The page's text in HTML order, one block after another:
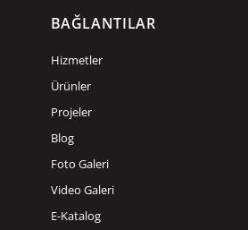
BAĞLANTILAR
Hizmetler
Ürünler
Projeler
Blog
Foto Galeri
Video Galeri
E-Katalog